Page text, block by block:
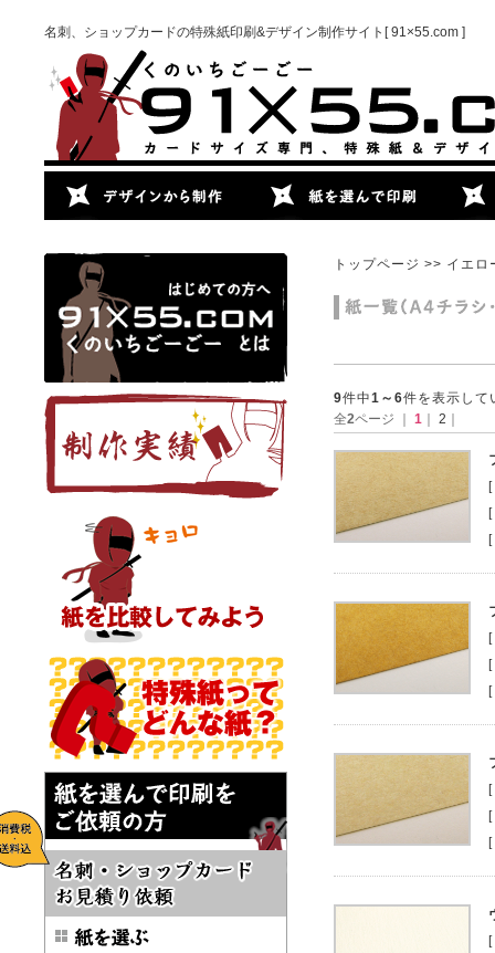
名刺、ショップカードの特殊紙印刷&デザイン制作サイト[ 91×55.com ]
トップページ >> イエロ
9件中1～6件を表示して
全2ページ ｜ 1 2